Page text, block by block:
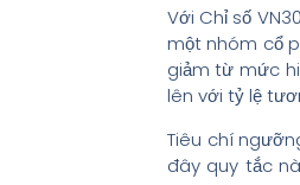
Với Chỉ số
một nhóm cổ
giảm từ mức
lên với tỷ lệ
Tiêu chí
đây quy tắc